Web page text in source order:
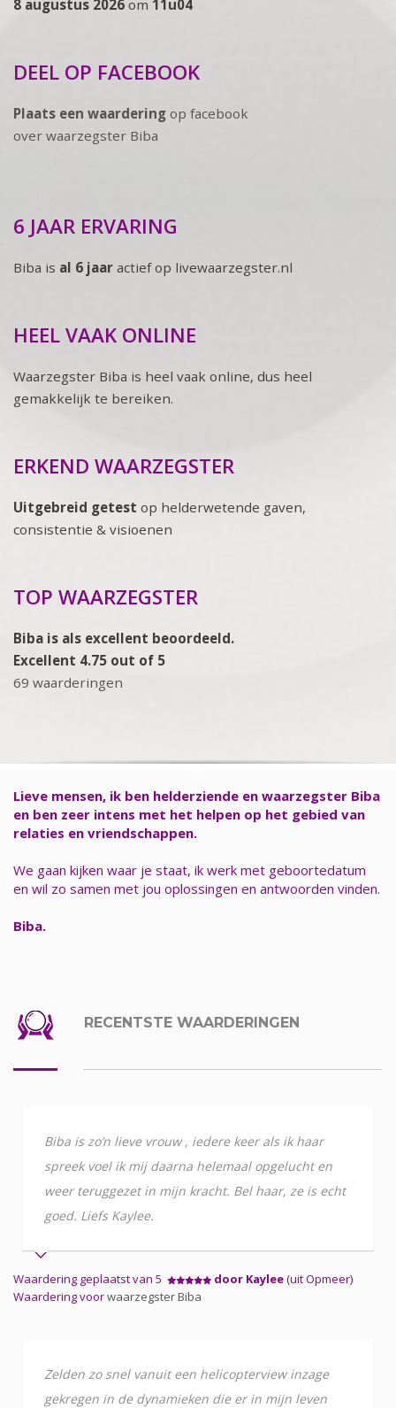
8 augustus 2026 om 11u04
DEEL OP FACEBOOK
Plaats een waardering op facebook
over waarzegster Biba
6 JAAR ERVARING
Biba is al 6 jaar actief op livewaarzegster.nl
HEEL VAAK ONLINE
Waarzegster Biba is heel vaak online, dus heel
gemakkelijk te bereiken.
ERKEND WAARZEGSTER
Uitgebreid getest op helderwetende gaven,
consistentie & visioenen
TOP WAARZEGSTER
Biba is als excellent beoordeeld.
Excellent 4.75 out of 5
69 waarderingen
Lieve mensen, ik ben helderziende en waarzegster Biba
en ben zeer intens met het helpen op het gebied van
relaties en vriendschappen.
We gaan kijken waar je staat, ik werk met geboortedatum
en wil zo samen met jou oplossingen en antwoorden vinden.
Biba.
RECENTSTE WAARDERINGEN
Biba is zo’n lieve vrouw , iedere keer als ik haar
spreek voel ik mij daarna helemaal opgelucht en
weer teruggezet in mijn kracht. Bel haar, ze is echt
goed. Liefs Kaylee.
Waardering geplaatst van 5 door Kaylee(uit Opmeer)
Waardering voorwaarzegster Biba
Zelden zo snel vanuit een helicopterview inzage
gekregen in de dynamieken die er in mijn leven